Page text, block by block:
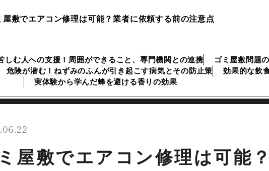
屋敷でエアコン修理は可能？業者に依頼する前の注意点
しむ人への支援！周囲ができること、専門機関との連携
ゴミ屋敷問題
危険が潜む！ねずみのふんが引き起こす病気とその防止策
効果的な飲
実体験から学んだ蜂を避ける香りの効果
屋敷でエアコン修理は可能